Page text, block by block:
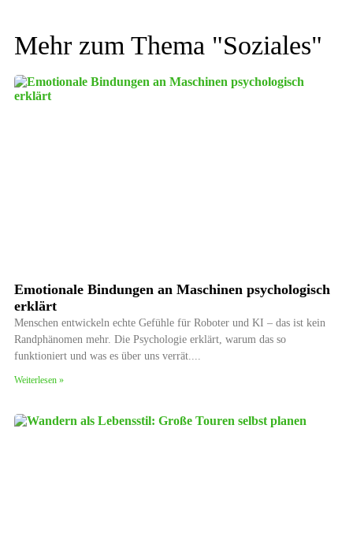
Mehr zum Thema "Soziales"
Emotionale Bindungen an Maschinen psychologisch
erklärt
Menschen entwickeln echte Gefühle für Roboter und KI – das ist kein
Randphänomen mehr. Die Psychologie erklärt, warum das so
funktioniert und was es über uns verrät.
Weiterlesen »